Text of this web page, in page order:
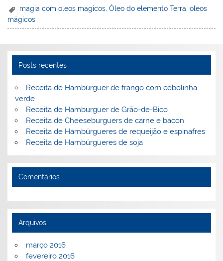
er
e
st
k
e
n
c
e
o
o
k
itt
er
ai
l
h
o
M
ai
l
t
ar
e
magia com oleos magicos,Óleo do elemento Terra,óleos
mágicos
Posts recentes
Receita de Hambúrguer de frango com cebolinha
verde
Receita de Hamburguer de Grão-de-Bico
Receita de Cheeseburguers de carne e bacon
Receita de Hambúrgueres de requeijão e espinafres
Receita de Hambúrgueres de soja
Comentários
Arquivos
março 2016
fevereiro 2016